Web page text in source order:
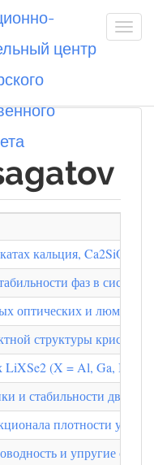
центр
кальция, Ca2SiO4
фаз в
оптических и
структуры
LiXSe2 (X = Al, Ga, In)
и стабильности
плотности
и упругие